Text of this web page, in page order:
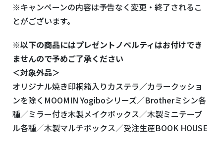
※キャンペーンの内容は予告なく変更・終了されるこ
とがございます。
※以下の商品にはプレゼントノベルティはお付けでき
ませんので予めご了承ください
＜対象外品＞
オリジナル焼き印桐箱入りカステラ／カラークッショ
ンを除くMOOMIN Yogiboシリーズ／Brotherミシン各
種／ミラー付き木製メイクボックス／木製ミニテーブ
ル各種／木製マルチボックス／受注生産BOOK HOUSE